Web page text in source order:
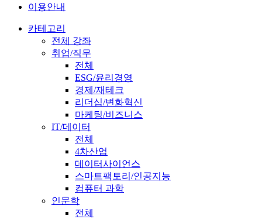
이용안내
카테고리
전체 강좌
취업/직무
전체
ESG/윤리경영
경제/재테크
리더십/변화혁신
마케팅/비즈니스
IT/데이터
전체
4차산업
데이터사이언스
스마트팩토리/인공지능
컴퓨터 과학
인문학
전체